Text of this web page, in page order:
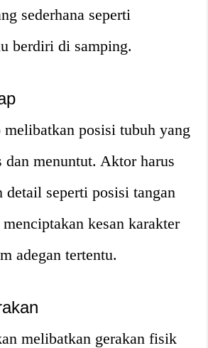
sederhana seperti
berdiri di samping.
posisi tubuh yang
menuntut. Aktor harus
detail seperti posisi tangan
kesan karakter
adegan tertentu.
melibatkan gerakan fisik